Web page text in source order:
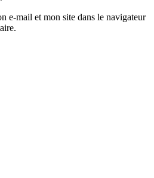
e-mail et mon site dans le navigateur